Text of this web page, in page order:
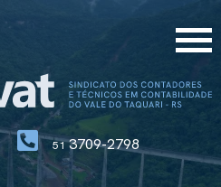
513709-2798